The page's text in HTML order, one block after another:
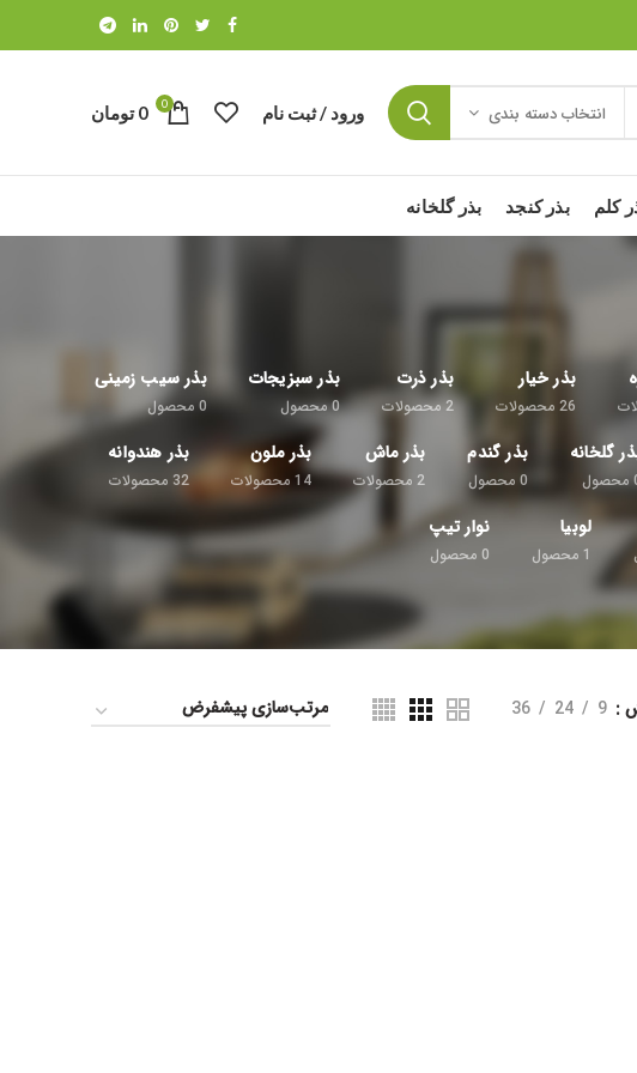
انتخاب دسته بندی ورود / ثبت نام 0
0 تومان
کلم بذر کنجد بذر گلخانه
بذر خیار
26 محصولات
بذر ذرت
2 محصولات
بذر سبزیجات
0 محصول
بذر سیب زمینی
0 محصول
گلخانه
محصول
بذر گندم
0 محصول
بذر ماش
2 محصولات
بذر ملون
14 محصولات
بذر هندوانه
32 محصولات
لوبیا
1 محصول
نوار تیپ
0 محصول
9
24
36